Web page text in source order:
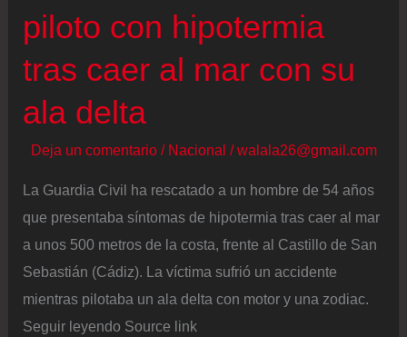
piloto con hipotermia
tras caer al mar con su
ala delta
Deja un comentario / Nacional /walala26@gmail.com
La Guardia Civil ha rescatado a un hombre de 54 años
que presentaba síntomas de hipotermia tras caer al mar
a unos 500 metros de la costa, frente al Castillo de San
Sebastián (Cádiz). La víctima sufrió un accidente
mientras pilotaba un ala delta con motor y una zodiac.
Seguir leyendo Source link